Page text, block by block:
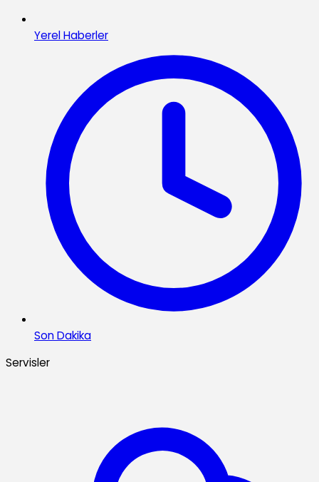
Yerel Haberler
Son Dakika
Servisler